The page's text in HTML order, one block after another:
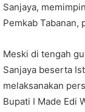
Sanjaya,
Pemkab Tabanan,
Meski di tengah
Sanjaya beserta
melaksanakan
Bupati I Made Edi